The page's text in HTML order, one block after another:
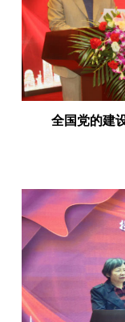
全国党的建